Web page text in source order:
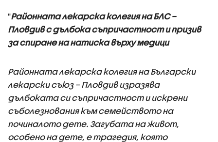
"Районната лекарска колегия на БЛС –
Пловдив с дълбока съпричастност и призив
за спиране на натиска върху медици
Районната лекарска колегия на Български
лекарски съюз – Пловдив изразява
дълбоката си съпричастност и искрени
съболезнования към семейството на
починалото дете. Загубата на живот,
особено на дете, е трагедия, която